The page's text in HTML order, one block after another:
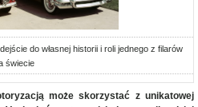
do własnej historii i roli jednego z filarów
świecie
może skorzystać z unikatowej